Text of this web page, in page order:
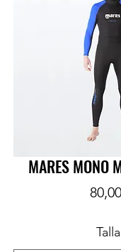
MARES MONO
Talla